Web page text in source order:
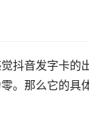
抖音发字卡的
。那么它的具